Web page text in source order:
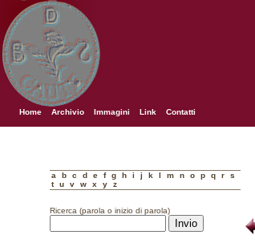
Home Archivio Immagini Link Contatti
a b c d e f g h i j k l m n o p q r
s
t
u v w x y z
Ricerca (parola o inizio di parola)